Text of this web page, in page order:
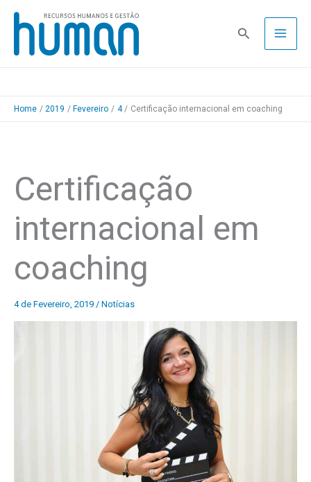
Skip
content
Pesquisa
Home 2019 Fevereiro 4 Certificação internacional em coaching
Certificação
internacional em
coaching
4 de Fevereiro, 2019 / Notícias